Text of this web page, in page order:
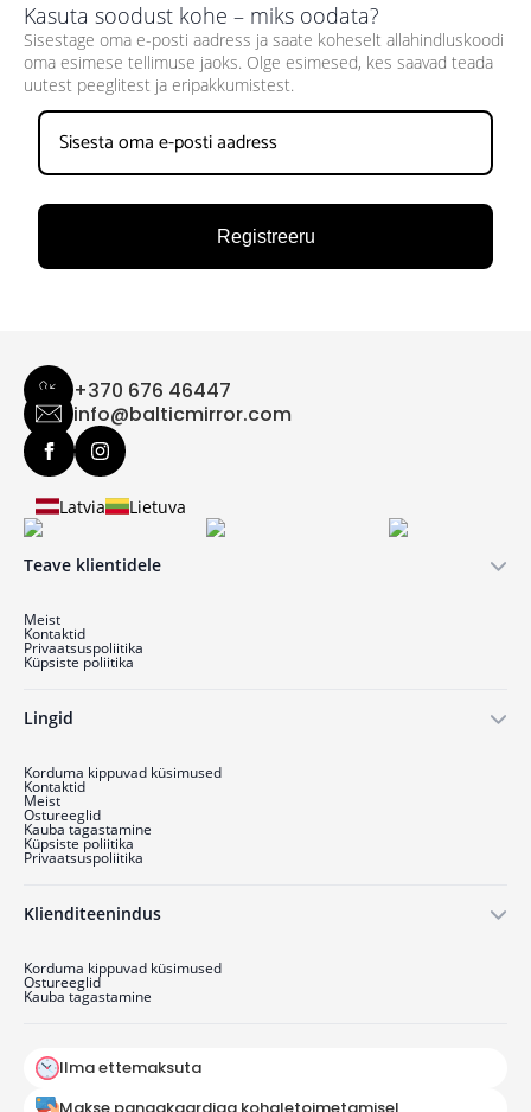
Kasuta soodust kohe – miks oodata?
Sisestage oma e-posti aadress ja saate koheselt allahindluskoodi
oma esimese tellimuse jaoks. Olge esimesed, kes saavad teada
uutest peeglitest ja eripakkumistest.
Registreeru
+370 676 46447
info@balticmirror.com
Latvia Lietuva
Teave klientidele
Meist
Kontaktid
Privaatsuspoliitika
Küpsiste poliitika
Lingid
Korduma kippuvad küsimused
Kontaktid
Meist
Ostu­reeglid
Kauba tagastamine
Küpsiste poliitika
Privaatsuspoliitika
Klienditeenindus
Korduma kippuvad küsimused
Ostu­reeglid
Kauba tagastamine
Ilma ettemaksuta